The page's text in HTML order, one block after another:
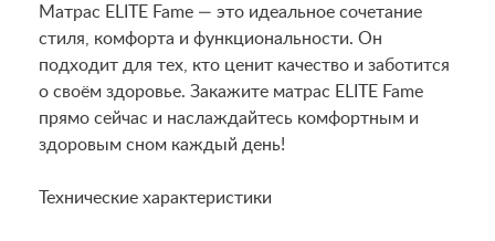
Матрас ELITE Fame — это идеальное сочетание
стиля, комфорта и функциональности. Он
подходит для тех, кто ценит качество и заботится
о своём здоровье. Закажите матрас ELITE Fame
прямо сейчас и наслаждайтесь комфортным и
здоровым сном каждый день!
Технические характеристики